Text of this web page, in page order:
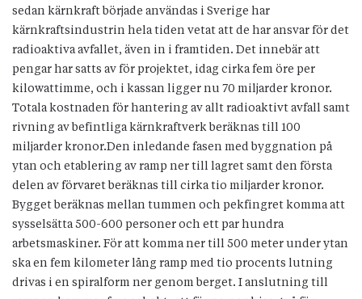
sedan kärnkraft började användas i Sverige har
kärnkraftsindustrin hela tiden vetat att de har ansvar för det
radioaktiva avfallet, även in i framtiden. Det innebär att
pengar har satts av för projektet, idag cirka fem öre per
kilowattimme, och i kassan ligger nu 70 miljarder kronor.
Totala kostnaden för hantering av allt radioaktivt avfall samt
rivning av befintliga kärnkraftverk beräknas till 100
miljarder kronor.Den inledande fasen med byggnation på
ytan och etablering av ramp ner till lagret samt den första
delen av förvaret beräknas till cirka tio miljarder kronor.
Bygget beräknas mellan tummen och pekfingret komma att
sysselsätta 500-600 personer och ett par hundra
arbetsmaskiner. För att komma ner till 500 meter under ytan
ska en fem kilometer lång ramp med tio procents lutning
drivas i en spiralform ner genom berget. I anslutning till